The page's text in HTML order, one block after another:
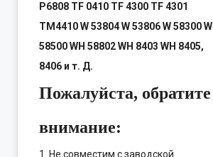
P6808 TF 0410 TF 4300 TF 4301
TM4410 W 53804 W 53806 W 58300 W
58500 WH 58802 WH 8403 WH 8405,
8406 и т. Д.
Пожалуйста, обратите
внимание:
1. Не совместим с заводской